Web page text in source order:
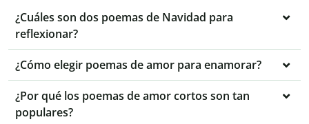
¿Cuáles son dos poemas de Navidad para
reflexionar?
¿Cómo elegir poemas de amor para enamorar?
¿Por qué los poemas de amor cortos son tan
populares?